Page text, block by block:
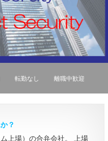
転勤なし 離職中歓迎
？
上場）の合弁会社。 上場